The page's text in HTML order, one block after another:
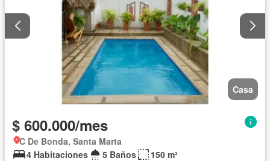
Casa
$ 600.000/mes
C De Bonda, Santa Marta
4 Habitaciones
5 Baños
150 m²